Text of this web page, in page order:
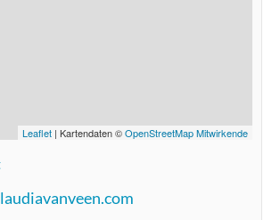
Leaflet | Kartendaten ©OpenStreetMap Mitwirkende